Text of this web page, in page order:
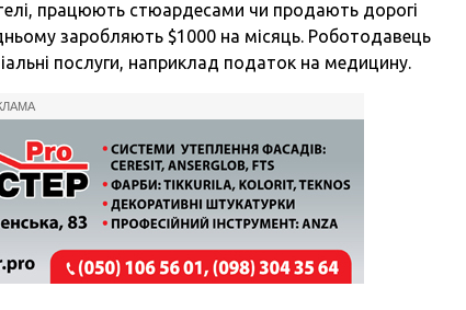
працюють стюардесами чи продають дорогі
заробляють $1000 на місяць. Роботодавець
послуги, наприклад податок на медицину.